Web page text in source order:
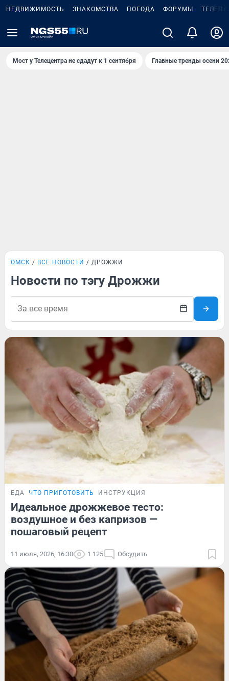
НЕДВИЖИМОСТЬ ЗНАКОМСТВА ПОГОДА ФОРУМЫ
Мост у Телецентра не сдадут к 1 сентября Главные тренды осени
ОМСК ВСЕ НОВОСТИ ДРОЖЖИ
Новости по тэгу Дрожжи
ЕДА ЧТО ПРИГОТОВИТЬ ИНСТРУКЦИЯ
Идеальное дрожжевое тесто:
воздушное и без капризов —
пошаговый рецепт
11 июля, 2026, 16:30 1 125 Обсудить